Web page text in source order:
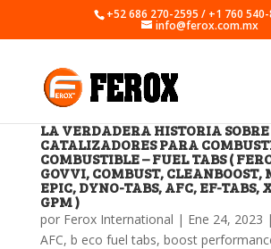
+52 686 270-2595 / +1 760
info@ferox.com.mx
LA VERDADERA HISTORIA SOBRE
CATALIZADORES PARA
COMBUSTIBLE – FUEL TABS (
GOVVI, COMBUST, CLEANBOOST,
EPIC, DYNO-TABS, AFC, EF-TABS,
GPM )
por Ferox International | Ene 24, 2023 |
AFC, b eco fuel tabs, boost